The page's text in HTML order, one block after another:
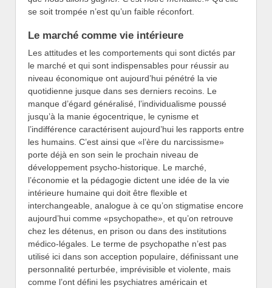
se soit trompée n’est qu’un faible réconfort.
Le marché comme vie intérieure
Les attitudes et les comportements qui sont dictés par
le marché et qui sont indispensables pour réussir au
niveau économique ont aujourd’hui pénétré la vie
quotidienne jusque dans ses derniers recoins. Le
manque d’égard généralisé, l’individualisme poussé
jusqu’à la manie égocentrique, le cynisme et
l’indifférence caractérisent aujourd’hui les rapports entre
les humains. C’est ainsi que «l’ère du narcissisme»
porte déjà en son sein le prochain niveau de
développement psycho-historique. Le marché,
l’économie et la pédagogie dictent une idée de la vie
intérieure humaine qui doit être flexible et
interchangeable, analogue à ce qu’on stigmatise encore
aujourd’hui comme «psychopathe», et qu’on retrouve
chez les détenus, en prison ou dans des institutions
médico-légales. Le terme de psychopathe n’est pas
utilisé ici dans son acception populaire, définissant une
personnalité perturbée, imprévisible et violente, mais
comme l’ont défini les psychiatres américain et